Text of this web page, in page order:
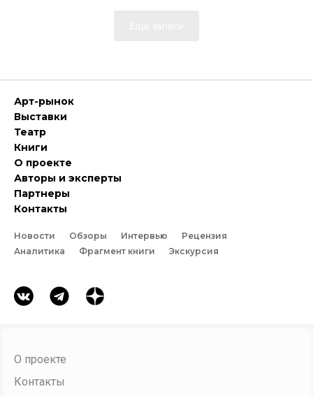
Арт-рынок
Выставки
Театр
Книги
О проекте
Авторы и эксперты
Партнеры
Контакты
Новости Обзоры Интервью
Рецензия
Аналитика
Фрагмент книги Экскурсия
О проекте
Контакты